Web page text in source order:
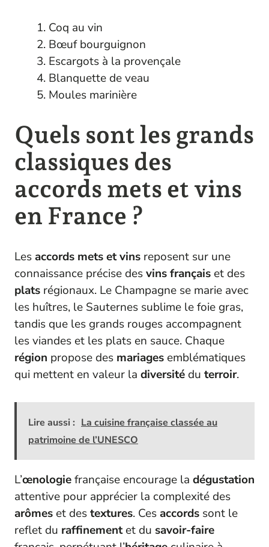
Coq au vin
Bœuf bourguignon
Escargots à la provençale
Blanquette de veau
Moules marinière
Quels sont les grands
classiques des
accords mets et vins
en France ?
Lesaccords mets et vins reposent sur une
connaissance précise desvins français et des
plats régionaux. Le Champagne se marie avec
les huîtres, le Sauternes sublime le foie gras,
tandis que les grands rouges accompagnent
les viandes et les plats en sauce. Chaque
région propose des mariages emblématiques
qui mettent en valeur la diversité du terroir.
Lire aussi : La cuisine française classée au
patrimoine de l’UNESCO
L’œnologiefrançaise encourage la dégustation
attentive pour apprécier la complexité des
arômes et destextures. Cesaccords sont le
reflet du raffinementet du savoir-faire